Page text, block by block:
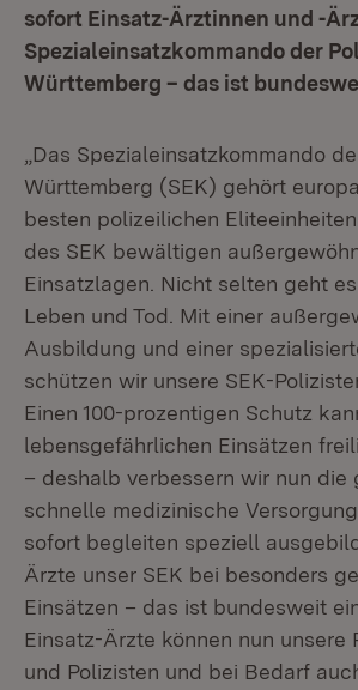
sofort Einsatz-Ärztinnen und -
Spezialeinsatzkommando der
Württemberg – das ist
„Das Spezialeinsatzkommando
Württemberg (SEK) gehört
besten polizeilichen
des SEK bewältigen
Einsatzlagen. Nicht selten geht
Leben und Tod. Mit einer
Ausbildung und einer
schützen wir unsere SEK-
Einen 100-prozentigen Schutz
lebensgefährlichen Einsätzen
– deshalb verbessern wir nun die
schnelle medizinische
sofort begleiten speziell
Ärzte unser SEK bei besonders
Einsätzen – das ist bundesweit
Einsatz-Ärzte können nun unsere
und Polizisten und bei Bedarf